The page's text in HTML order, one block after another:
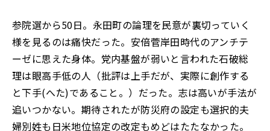
参院選から50日。永田町の論理を民意が裏切っていく
様を見るのは痛快だった。安倍菅岸田時代のアンチテ
ーゼに思えた身体。党内基盤が弱いと言われた石破総
理は眼高手低の人（批評は上手だが、実際に創作する
と下手(へた)であること。）だった。志は高いが手法が
追いつかない。期待されたが防災府の設定も選択的夫
婦別姓も日米地位協定の改定もめどはたたなかった。